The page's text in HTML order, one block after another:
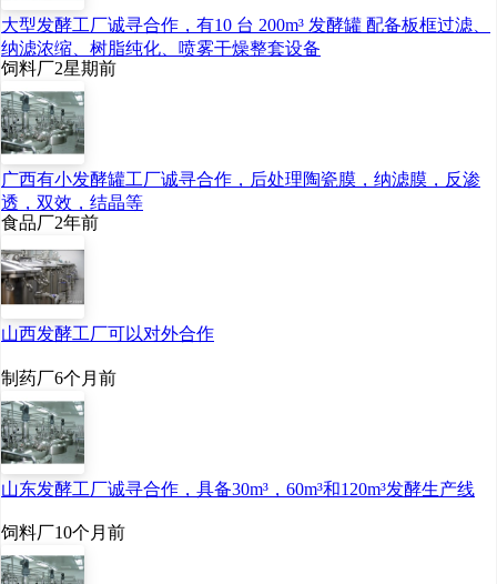
大型发酵工厂诚寻合作，有10 台 200m³ 发酵罐 配备板框过滤、
纳滤浓缩、树脂纯化、喷雾干燥整套设备
饲料厂2星期前
广西有小发酵罐工厂诚寻合作，后处理陶瓷膜，纳滤膜，反渗
透，双效，结晶等
食品厂2年前
山西发酵工厂可以对外合作
制药厂6个月前
山东发酵工厂诚寻合作，具备30m³，60m³和120m³发酵生产线
饲料厂10个月前